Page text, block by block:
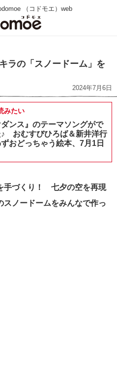
（コドモエ）web
ラの「スノードーム」を
2024年7月6日
みたい
ダンス』のテーマソングがで
♪ おむすびひろば＆新井洋行
おどっちゃう絵本、7月1日
手づくり！ 七夕の空を再現
スノードームをみんなで作っ